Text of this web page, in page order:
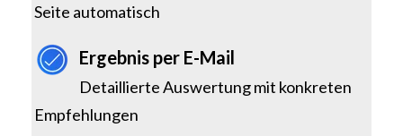
Seite automatisch
Ergebnis per E-Mail
Detaillierte Auswertung mit konkreten
Empfehlungen